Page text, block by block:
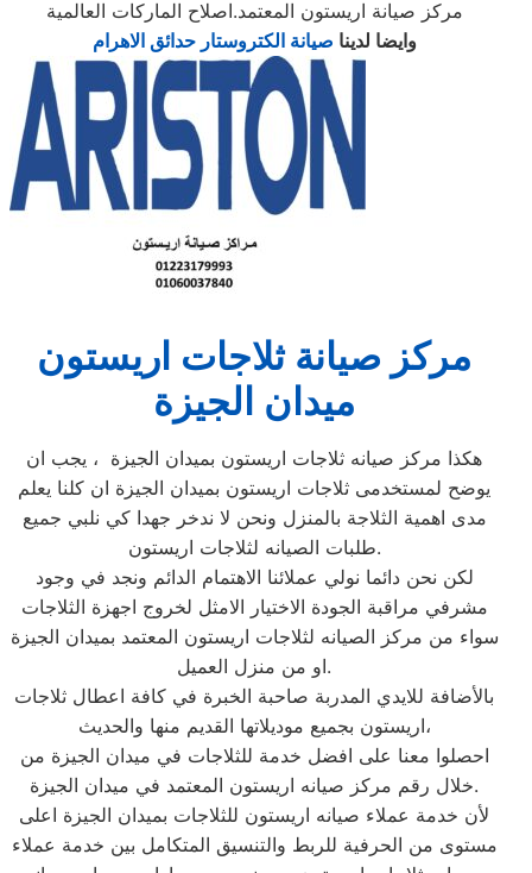
مركز صيانة اريستون المعتمد.اصلاح الماركات العالمية
وايضا لدينا صيانة الكتروستار حدائق الاهرام
مركز صيانة ثلاجات اريستون
ميدان الجيزة
هكذا مركز صيانه ثلاجات اريستون بميدان الجيزة ، يجب ان
يوضح لمستخدمى ثلاجات اريستون بميدان الجيزة ان كلنا يعلم
مدى اهمية الثلاجة بالمنزل ونحن لا ندخر جهدا كي نلبي جميع
طلبات الصيانه لثلاجات اريستون.
لكن نحن دائما نولي عملائنا الاهتمام الدائم ونجد في وجود
مشرفي مراقبة الجودة الاختيار الامثل لخروج اجهزة الثلاجات
سواء من مركز الصيانه لثلاجات اريستون المعتمد بميدان الجيزة
او من منزل العميل.
بالأضافة للايدي المدربة صاحبة الخبرة في كافة اعطال ثلاجات
اريستون بجميع موديلاتها القديم منها والحديث،
احصلوا معنا على افضل خدمة للثلاجات في ميدان الجيزة من
خلال رقم مركز صيانه اريستون المعتمد في ميدان الجيزة.
لأن خدمة عملاء صيانه اريستون للثلاجات بميدان الجيزة اعلى
مستوى من الحرفية للربط والتنسيق المتكامل بين خدمة عملاء